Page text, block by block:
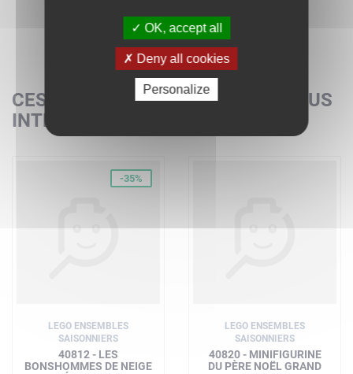
CES SETS POURRAIENT AUSSI VOUS
INTÉRESSER
-35%
LEGO ENSEMBLES
SAISONNIERS
40812 - LES
BONSHOMMES DE NEIGE
LEGO ENSEMBLES
SAISONNIERS
40820 - MINIFIGURINE
DU PÈRE NOËL GRAND
OK, accept all
Deny all cookies
Personalize